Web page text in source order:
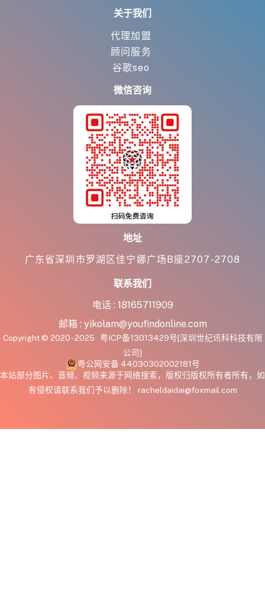
关于我们
代理加盟
顾问服务
谷歌seo
微信咨询
地址
广东省深圳市罗湖区佳宁娜广场B座2707-2708
联系我们
电话 : 18165711909
邮箱 : yikolam@youfindonline.com
Copyright © 2020 - 2025 粤ICP备13013429号[深圳世纪讯科科技有限
公司]
粤公网安备 44030302002181号
本站部分图片、音频、视频来源于网络搜索，版权归版权所有者所有，如
有侵权请联系我们予以删除！ racheldaidai@foxmail.com